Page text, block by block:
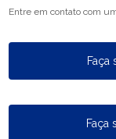
Entre em contato com
Faça
Faça